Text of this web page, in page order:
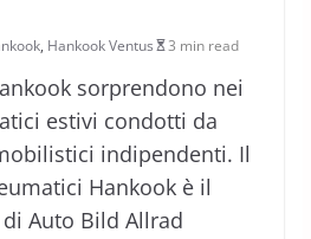
, Hankook Ventus 3 min read
sorprendono nei
estivi condotti da
indipendenti. Il
Hankook è il
Auto Bild Allrad